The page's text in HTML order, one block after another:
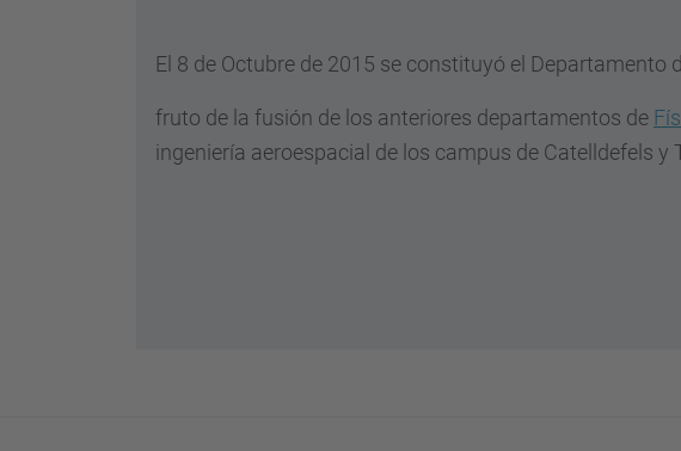
El 8 de Octubre de 2015 se constituyó el Departamento
fruto de la fusión de los anteriores departamentos de
ingeniería aeroespacial de los campus de Catelldefels y